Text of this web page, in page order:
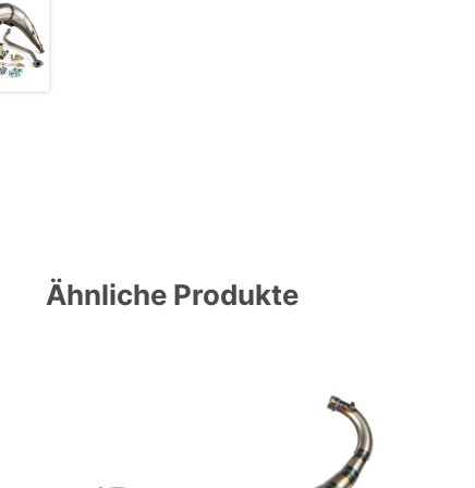
Ähnliche Produkte